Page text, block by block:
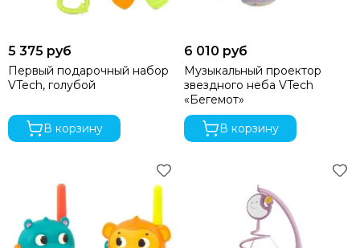
5 375 руб
Первый подарочный набор
VTech, голубой
В корзину
6 010 руб
Музыкальный проектор
звездного неба VTech
«Бегемот»
В корзину